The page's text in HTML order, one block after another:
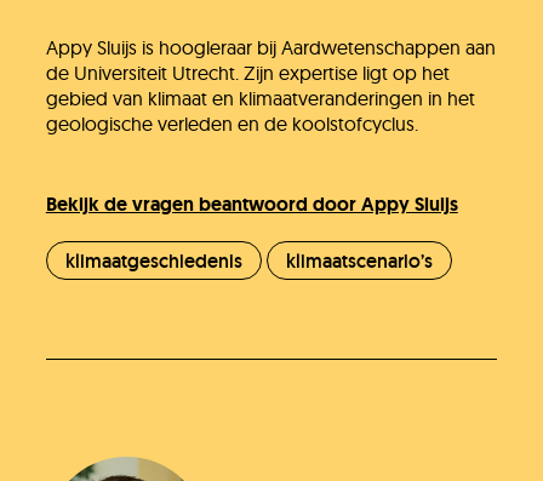
Appy Sluijs is hoogleraar bij Aardwetenschappen aan
de Universiteit Utrecht. Zijn expertise ligt op het
gebied van klimaat en klimaatveranderingen in het
geologische verleden en de koolstofcyclus.
Bekijk de vragen beantwoord door Appy Sluijs
klimaatgeschiedenis klimaatscenario’s